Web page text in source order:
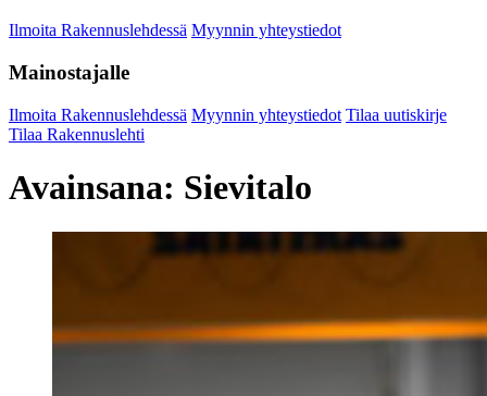
Ilmoita Rakennuslehdessä Myynnin yhteystiedot
Mainostajalle
Ilmoita Rakennuslehdessä Myynnin yhteystiedot Tilaa uutiskirje
Tilaa Rakennuslehti
Avainsana: Sievitalo